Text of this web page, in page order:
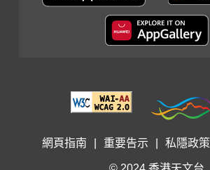
網頁指南 重要告示 私隱政策